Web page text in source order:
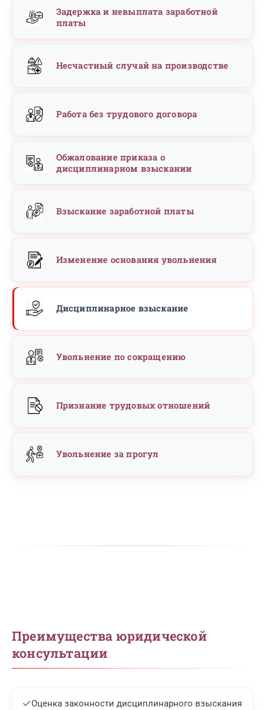
Задержка и невыплата заработной
платы
Несчастный случай на производстве
Работа без трудового договора
Обжалование приказа о
дисциплинарном взыскании
Взыскание заработной платы
Изменение основания увольнения
Дисциплинарное взыскание
Увольнение по сокращению
Признание трудовых отношений
Увольнение за прогул
Преимущества юридической
консультации
Оценка законности дисциплинарного взыскания